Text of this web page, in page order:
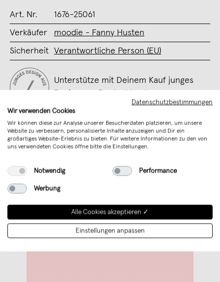
Art. Nr. 1676-25061
Verkäufer moodie - Fanny Husten
Sicherheit Verantwortliche Person (EU)
Unterstütze mit Deinem Kauf junges
Design aus Deutschland
Weitere Produkte von
Datenschutzbestimmungen
Wir verwenden Cookies
Wir können diese zur Analyse unserer Besucherdaten platzieren, um unsere
Website zu verbessern, personalisierte Inhalte anzuzeigen und Dir ein
großartiges Website-Erlebnis zu bieten. Für weitere Informationen zu den von
uns verwendeten Cookies öffne bitte die Einstellungen.
Notwendig Performance
Werbung
Alle Cookies akzeptieren ✓
Einstellungen anpassen